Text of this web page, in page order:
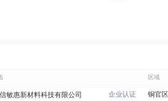
区域
敏惠新材料科技有限公司 企业认证 铜官区